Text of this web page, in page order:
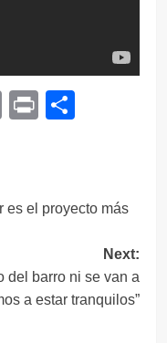
Copy
Print
es el proyecto más
Next:
del barro ni se van a
a estar tranquilos”